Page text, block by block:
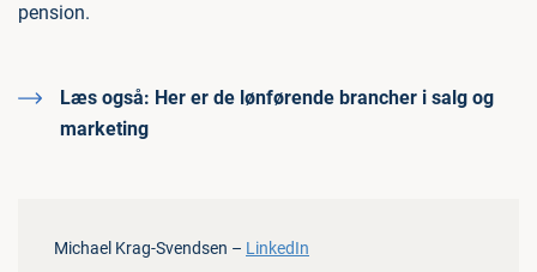
pension.
Læs også: Her er de lønførende brancher i salg og
marketing
Michael Krag-Svendsen – LinkedIn